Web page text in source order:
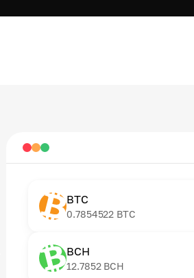
BTC
0.7854522 BTC
BCH
12.7852 BCH